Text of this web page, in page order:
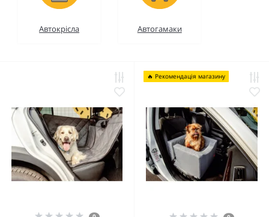
Автокрісла Автогамаки
🔥 Рекомендація магазину